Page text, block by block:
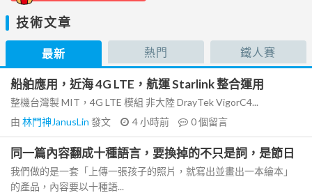
技術文章
最新 熱門 鐵人賽
船舶應用，近海 4G LTE，航運 Starlink 整合運用
整機台灣製 MIT，4G LTE 模組 非大陸 DrayTek VigorC4...
由 林門神JanusLin 發文 4 小時前 0個留言
同一篇內容翻成十種語言，要換掉的不只是詞，是節日
我們做的是一套「上傳一張孩子的照片，就寫出並畫出一本繪本」
的產品，內容要以十種語...